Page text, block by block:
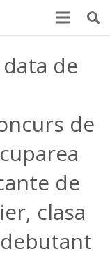
de
de
de
clasa